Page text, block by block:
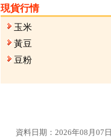
現貨行情
玉米
黃豆
豆粉
資料日期：2026年08月07日